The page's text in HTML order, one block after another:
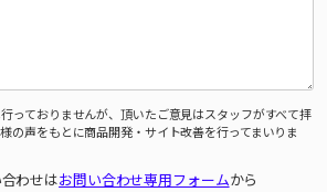
っておりませんが、頂いたご意見はスタッフがすべて拝
の声をもとに商品開発・サイト改善を行ってまいりま
わせはお問い合わせ専用フォームから